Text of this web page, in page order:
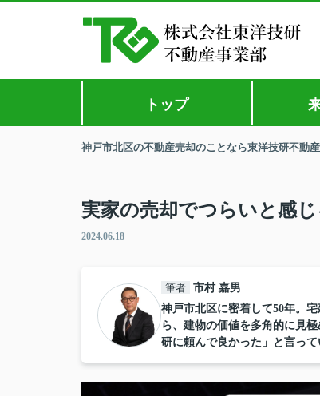
トップ
神戸市北区の不動産売却のことなら東洋技研不動
実家の売却でつらいと感
2024.06.18
筆者 市村 嘉男
神戸市北区に密着して50年。
ら、建物の価値を多角的に見
研に頼んで良かった」と言っ